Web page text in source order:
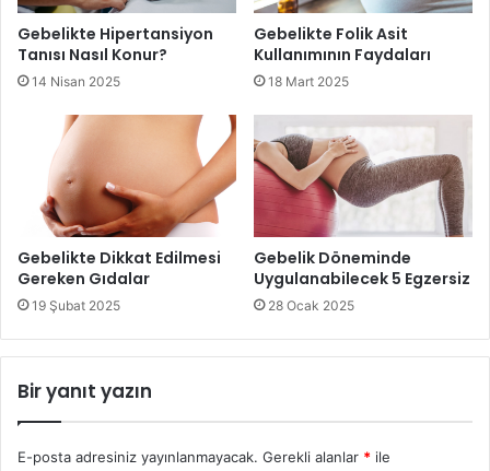
Gebelikte Hipertansiyon
Tanısı Nasıl Konur?
14 Nisan 2025
Gebelikte Folik Asit
Kullanımının Faydaları
18 Mart 2025
Gebelikte Dikkat Edilmesi
Gereken Gıdalar
19 Şubat 2025
Gebelik Döneminde
Uygulanabilecek 5 Egzersiz
28 Ocak 2025
Bir yanıt yazın
E-posta adresiniz yayınlanmayacak. Gerekli alanlar * ile